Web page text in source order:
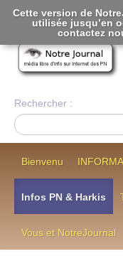
Rechercher :
Bienvenu
Infos PN & Harkis
Vous et NotreJournal
Cette version de
utilisée jusqu’en
contactez